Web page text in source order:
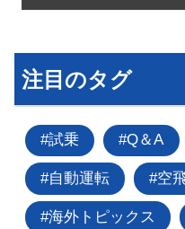
注目のタグ
試乗 Q＆A
自動運転 空
海外トピックス